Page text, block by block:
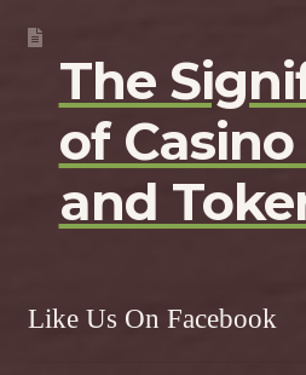
The
of
and
Like Us On Facebook